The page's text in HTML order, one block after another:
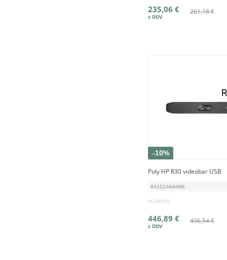
261,18 €
235,06 €
-10%
Poly HP R30 videobar USB
842D2AA#ABB
POHPR30
496,54 €
446,89 €